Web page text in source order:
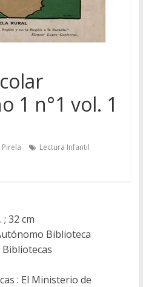
1 n°1 vol. 1
Pirela Lectura Infantil
; 32 cm
Biblioteca
Bibliotecas
: El Ministerio de